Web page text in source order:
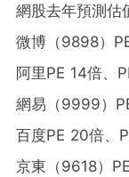
網股去年預測估
微博（9898）
阿里PE 14倍、
網易（9999）
百度PE 20倍、
京東（9618）